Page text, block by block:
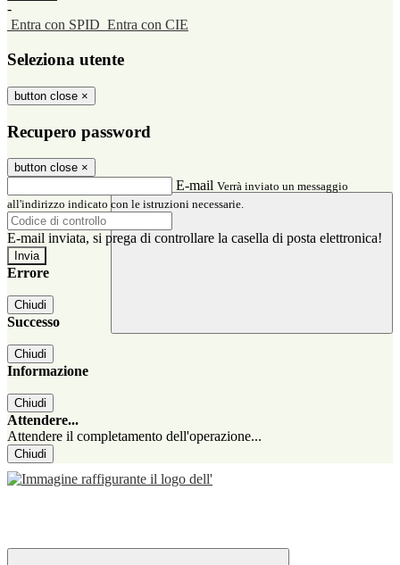
-
Entra con SPID Entra con CIE
Seleziona utente
button close ×
Recupero password
button close ×
E-mail Verrà inviato un messaggio
all'indirizzo indicato con le istruzioni necessarie.
E-mail inviata, si prega di controllare la casella di posta elettronica!
Errore
Chiudi
Successo
Chiudi
Informazione
Chiudi
Attendere...
Attendere il completamento dell'operazione...
Chiudi